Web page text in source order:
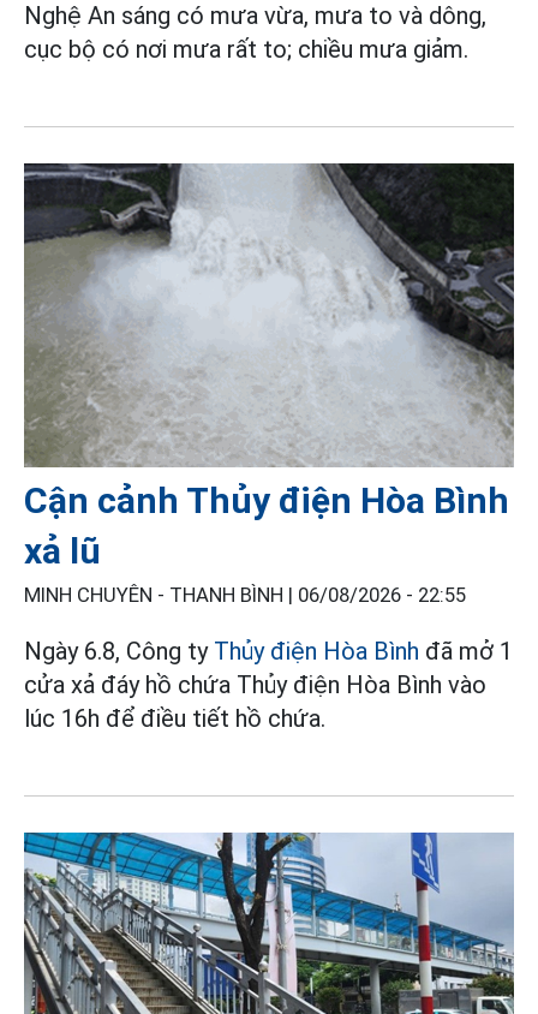
Nghệ An sáng có mưa vừa, mưa to và dông,
cục bộ có nơi mưa rất to; chiều mưa giảm.
Cận cảnh Thủy điện Hòa Bình
xả lũ
MINH CHUYÊN - THANH BÌNH | 06/08/2026 - 22:55
Ngày 6.8, Công ty Thủy điện Hòa Bình đã mở 1
cửa xả đáy hồ chứa Thủy điện Hòa Bình vào
lúc 16h để điều tiết hồ chứa.